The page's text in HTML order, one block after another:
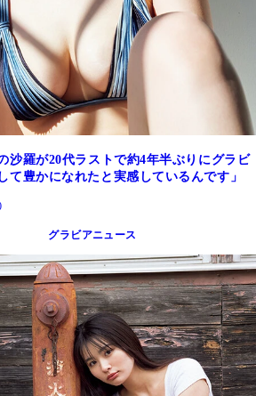
沙羅が20代ラストで約4年半ぶりにグラビ
て豊かになれたと実感しているんです」
グラビアニュース